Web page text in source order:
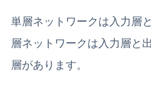
単層ネットワークは入力層
層ネットワークは入力層と
層があります。